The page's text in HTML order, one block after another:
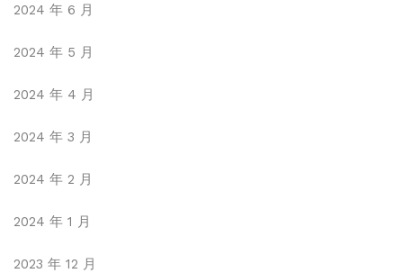
2024 年 6 月
2024 年 5 月
2024 年 4 月
2024 年 3 月
2024 年 2 月
2024 年 1 月
2023 年 12 月